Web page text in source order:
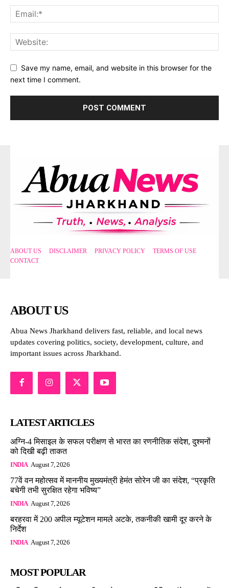
Save my name, email, and website in this browser for the
next time I comment.
ABOUT US DISCLAIMER PRIVACY POLICY
TERMS OF USE
CONTACT
ABOUT US
Abua News Jharkhand delivers fast, reliable, and local news
updates covering politics, society, development, culture, and
important issues across Jharkhand.
LATEST ARTICLES
अग्नि-4 मिसाइल के सफल परीक्षण से भारत का रणनीतिक संदेश, दुश्मनों
को दिखी बढ़ी ताकत
INDIA August 7, 2026
77वें वन महोत्सव में माननीय मुख्यमंत्री हेमंत सोरेन जी का संदेश, “प्रकृति
बचेगी तभी सुरक्षित रहेगा भविष्य”
INDIA August 7, 2026
बरहरवा में 200 अपील म्यूटेशन मामले अटके, तकनीकी खामी दूर करने के
निर्देश
INDIA August 7, 2026
MOST POPULAR